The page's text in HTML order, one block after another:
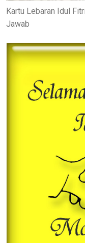
Kartu Lebaran Idul
Jawab